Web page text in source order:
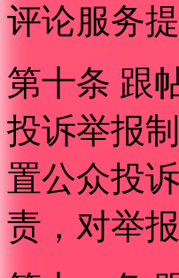
评论服务
第十条 跟
投诉举报
置公众投
责，对举